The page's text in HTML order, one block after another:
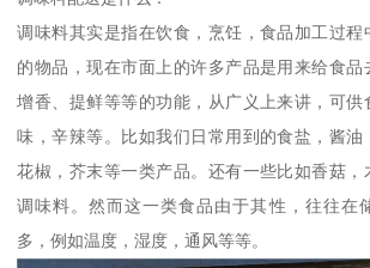
调味料其实是指在饮食，烹饪，食品加工过程
的物品，现在市面上的许多产品是用来给食品
增香、提鲜等等的功能，从广义上来讲，可供
味，辛辣等。比如我们日常用到的食盐，酱油
花椒，芥末等一类产品。还有一些比如香菇，
调味料。然而这一类食品由于其性，往往在
多，例如温度，湿度，通风等等。